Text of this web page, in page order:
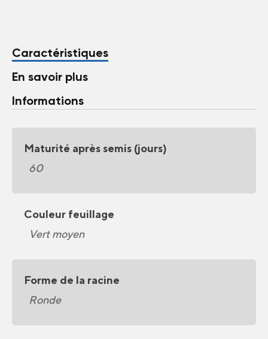
Caractéristiques
En savoir plus
Informations
Maturité après semis (jours)
60
Couleur feuillage
Vert moyen
Forme de la racine
Ronde